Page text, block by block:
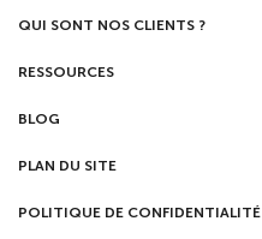
QUI SONT NOS CLIENTS ?
RESSOURCES
BLOG
PLAN DU SITE
POLITIQUE DE CONFIDENTIALITÉ